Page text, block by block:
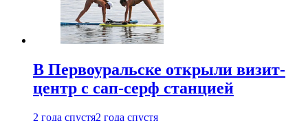
В Первоуральске открыли визит-
центр с сап-серф станцией
2 года спустя2 года спустя